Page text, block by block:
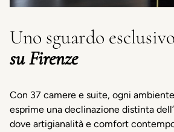
Uno sguardo esclusivo
su Firenze
Con 37 camere e suite, ogni
esprime una declinazione distinta
dove artigianalità e comfort